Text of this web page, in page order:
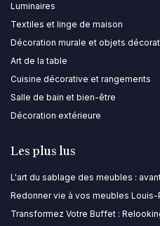
Luminaires
Textiles et linge de maison
Décoration murale et objets
Art de la table
Cuisine décorative et rangements
Salle de bain et bien-être
Décoration extérieure
Les plus lus
L'art du sablage des meubles :
Redonner vie à vos meubles Louis-
Transformez Votre Buffet :